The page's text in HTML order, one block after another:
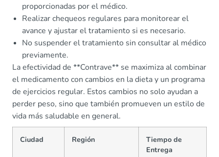
proporcionadas por el médico.
Realizar chequeos regulares para monitorear el
avance y ajustar el tratamiento si es necesario.
No suspender el tratamiento sin consultar al médico
previamente.
La efectividad de **Contrave** se maximiza al combinar
el medicamento con cambios en la dieta y un programa
de ejercicios regular. Estos cambios no solo ayudan a
perder peso, sino que también promueven un estilo de
vida más saludable en general.
Ciudad Región
Tiempo de
Entrega